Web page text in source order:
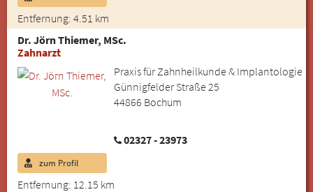
Entfernung: 4.51 km
Dr. Jörn Thiemer, MSc.
Zahnarzt
Praxis für Zahnheilkunde & Implantologie
Günnigfelder Straße 25
44866 Bochum
02327 - 23973
Entfernung: 12.15 km
zum Profil